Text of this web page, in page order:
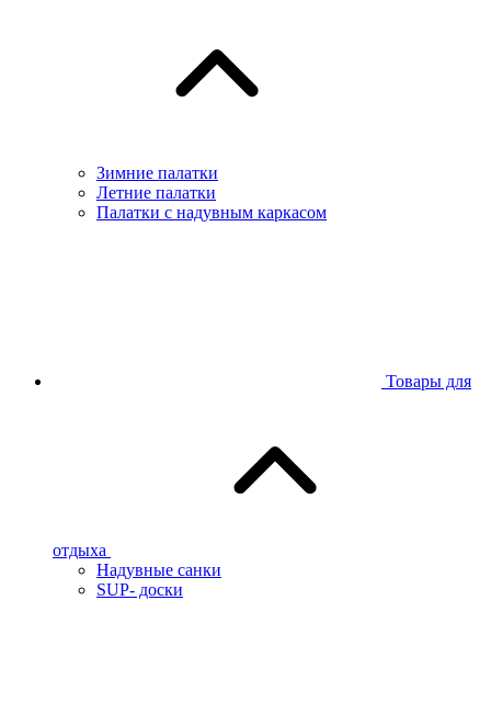
Зимние палатки
Летние палатки
Палатки с надувным каркасом
Товары для
отдыха
Надувные санки
SUP- доски